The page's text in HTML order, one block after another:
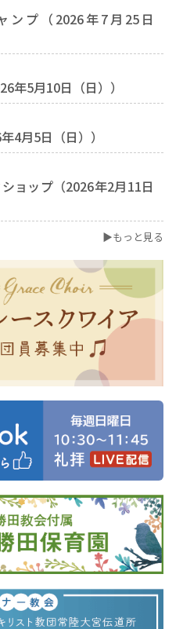
ンプ（2026年7月25日
年5月10日（日））
4月5日（日））
ョップ（2026年2月11日
▶もっと見る